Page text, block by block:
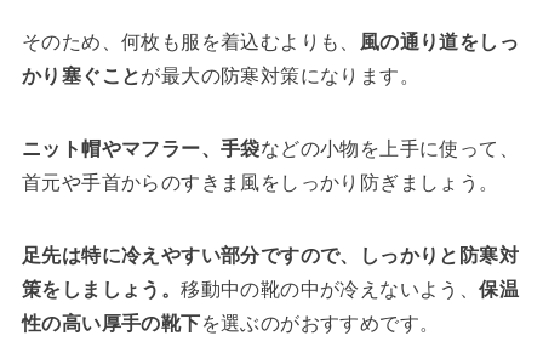
そのため、何枚も服を着込むよりも、
風の通り道をしっ
かり塞ぐことが最大の防寒対策になります。
ニット帽やマフラー、手袋などの小物を上手に使って、
首元や手首からのすきま風をしっかり防ぎましょう。
足先は特に冷えやすい部分ですので、しっかりと防寒対
策をしましょう。移動中の靴の中が冷えないよう、保温
性の高い厚手の靴下を選ぶのがおすすめです。